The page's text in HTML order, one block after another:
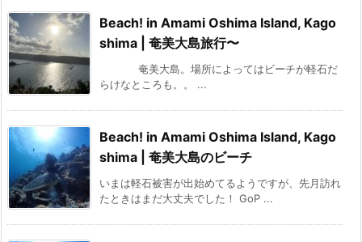
Beach! in Amami Oshima Island, Kago
shima | 奄美大島旅行〜
奄美大島。場所によってはビーチが軽石だ
らけなところも。。 ...
Beach! in Amami Oshima Island, Kago
shima | 奄美大島のビーチ
いまは軽石被害が出始めてるようですが、先月訪れ
たときはまだ大丈夫でした！ GoP ...